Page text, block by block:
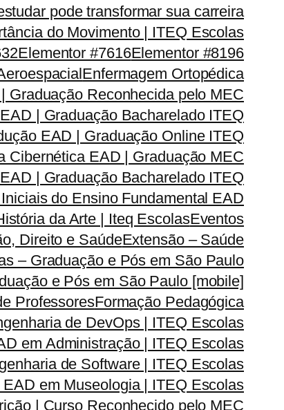
pode transformar sua carreira
do Movimento | ITEQ Escolas
Elementor #7616Elementor #8196
Enfermagem Ortopédica
Graduação Reconhecida pelo MEC
| Graduação Bacharelado ITEQ
EAD | Graduação Online ITEQ
Cibernética EAD | Graduação MEC
| Graduação Bacharelado ITEQ
do Ensino Fundamental EAD
da Arte | Iteq EscolasEventos
Direito e SaúdeExtensão – Saúde
– Graduação e Pós em São Paulo
e Pós em São Paulo [mobile]
ProfessoresFormação Pedagógica
de DevOps | ITEQ Escolas
em Administração | ITEQ Escolas
de Software | ITEQ Escolas
em Museologia | ITEQ Escolas
| Curso Reconhecido pelo MEC